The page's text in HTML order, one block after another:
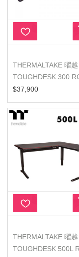
THERMALTAKE 曜越
TOUGHDESK 300
競桌
$37,900
THERMALTAKE 曜越
TOUGHDESK 500L